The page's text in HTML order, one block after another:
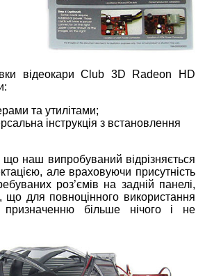
відеокари Club 3D Radeon HD
та утилітами;
інструкція з встановлення
наш випробуваний відрізняється
але враховуючи присутність
роз’ємів на задній панелі,
що для повноцінного використання
більше нічого і не